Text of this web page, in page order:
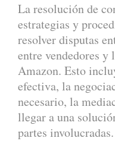
La resolución de
estrategias y
resolver disputas
entre vendedores
Amazon. Esto
efectiva, la
necesario, la
llegar a una
partes involucradas.